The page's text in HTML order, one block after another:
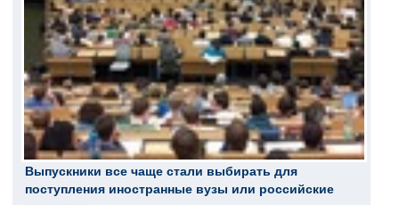
Выпускники все чаще стали выбирать для
поступления иностранные вузы или российские